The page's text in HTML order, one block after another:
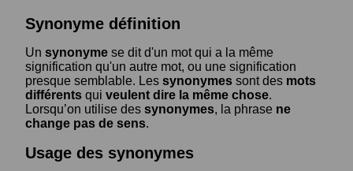
Synonyme définition
Un synonyme se dit d'un mot qui a la même
signification qu'un autre mot, ou une signification
presque semblable. Les synonymes sont des mots
différents qui veulent dire la même chose.
Lorsqu’on utilise des synonymes, la phrase ne
change pas de sens.
Usage des synonymes